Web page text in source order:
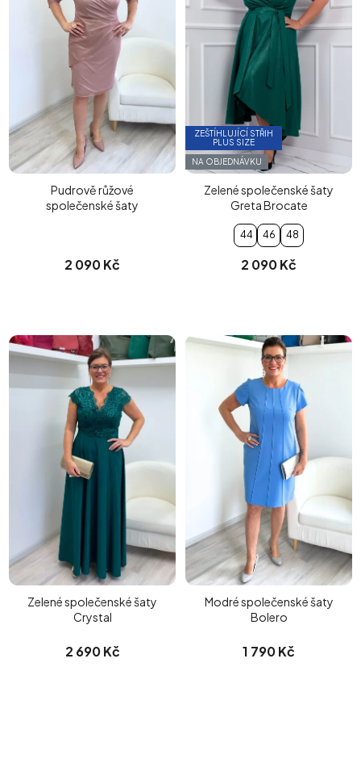
Pudrově růžové
společenské šaty
2 090 Kč
ZEŠTÍHLUJÍCÍ STŘIH
PLUS SIZE
NA OBJEDNÁVKU
Zelené společenské šaty
Greta Brocate
44 46 48
2 090 Kč
Zelené společenské šaty
Crystal
2 690 Kč
Modré společenské šaty
Bolero
1 790 Kč